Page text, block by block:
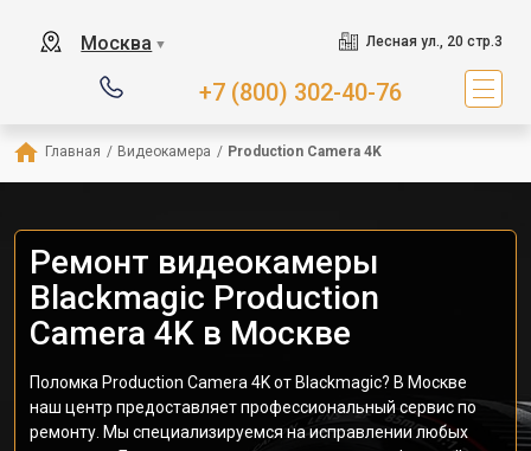
Москва ▼ Лесная ул., 20 стр.3
+7 (800) 302-40-76
Главная / Видеокамера / Production Camera 4K
Ремонт видеокамеры
Blackmagic Production
Camera 4K в Москве
Поломка Production Camera 4K от Blackmagic? В Москве
наш центр предоставляет профессиональный сервис по
ремонту. Мы специализируемся на исправлении любых